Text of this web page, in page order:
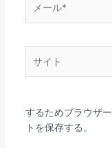
ー
*
するためブラウザ
トを保存する。